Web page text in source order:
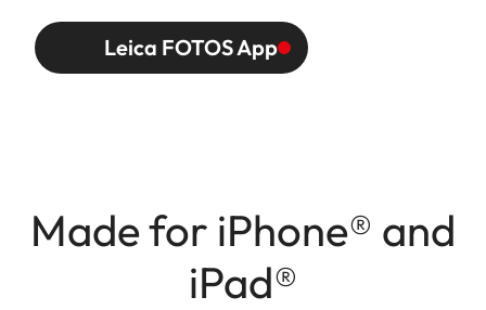
Leica FOTOS App
Made for iPhone® and
iPad®